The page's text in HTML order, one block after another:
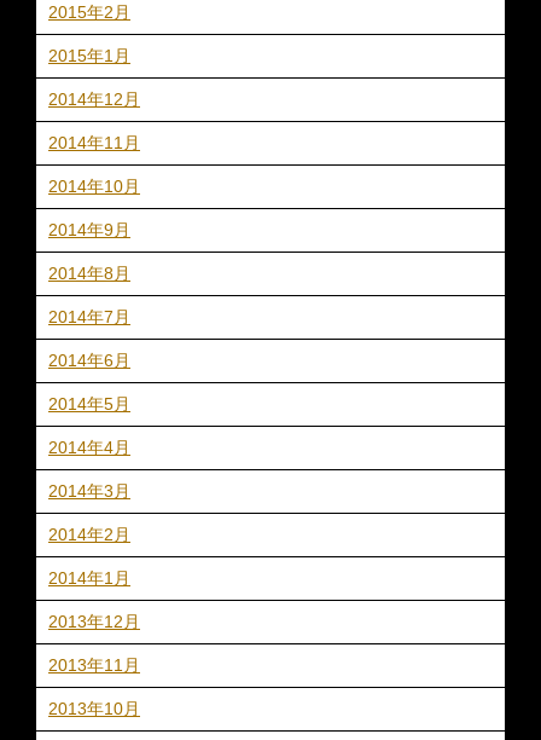
2015年2月
2015年1月
2014年12月
2014年11月
2014年10月
2014年9月
2014年8月
2014年7月
2014年6月
2014年5月
2014年4月
2014年3月
2014年2月
2014年1月
2013年12月
2013年11月
2013年10月